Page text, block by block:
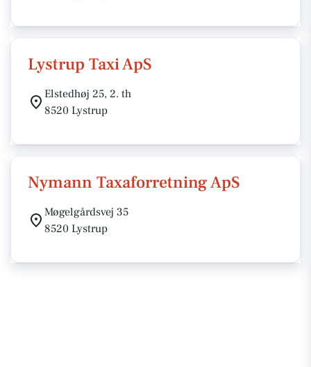
Lystrup Taxi ApS
Elstedhøj 25, 2. th
8520 Lystrup
Nymann Taxaforretning ApS
Møgelgårdsvej 35
8520 Lystrup